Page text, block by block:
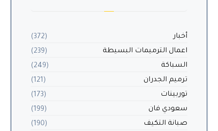
أخبار
(372)
اعمال الترميمات البسيطة
(239)
السباكة
(249)
ترميم الجدران
(121)
توربينات
(173)
سعودي فان
(199)
صبانة التكيف
(190)